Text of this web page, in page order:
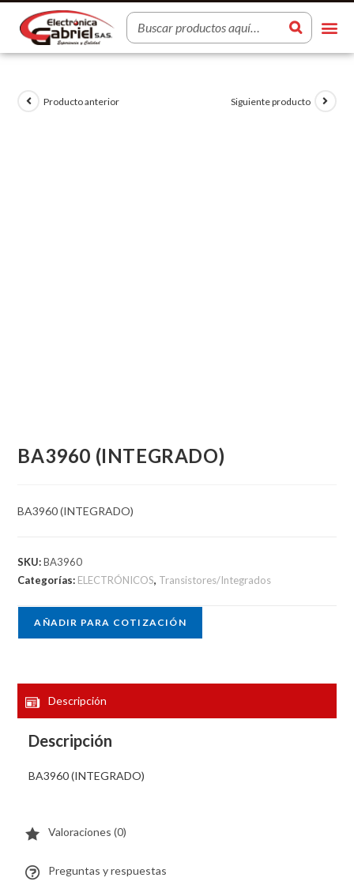
Producto anterior Siguiente producto
BA3960 (INTEGRADO)
BA3960 (INTEGRADO)
SKU:BA3960
Categorías: ELECTRÓNICOS, Transistores/Integrados
AÑADIR PARA COTIZACIÓN
Descripción
Descripción
BA3960 (INTEGRADO)
Valoraciones (0)
Preguntas y respuestas